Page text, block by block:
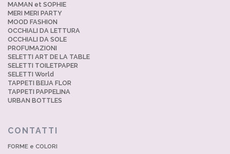
MAMAN et SOPHIE
MERI MERI PARTY
MOOD FASHION
OCCHIALI DA LETTURA
OCCHIALI DA SOLE
PROFUMAZIONI
SELETTI ART DE LA TABLE
SELETTI TOILETPAPER
SELETTI World
TAPPETI BEIJA FLOR
TAPPETI PAPPELINA
URBAN BOTTLES
CONTATTI
FORME e COLORI